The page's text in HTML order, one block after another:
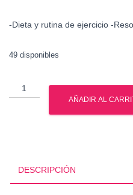
-Dieta y rutina de ejercicio -
49 disponibles
Ciclo
de
esteroides
AÑADIR AL
DESCRIPCIÓN